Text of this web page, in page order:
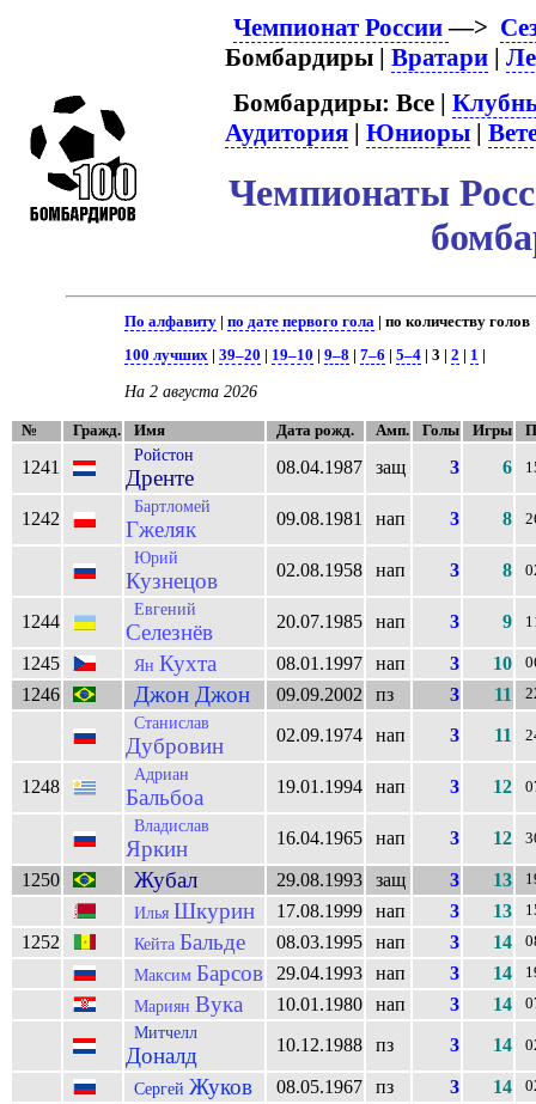
Чемпионат России—>
Бомбардиры |Вратари |
Бомбардиры: Все |
Аудитория |Юниоры |
Чемпионаты
По алфавиту |по дате первого гола | по количеству голов
100 лучших |39–20 | 19–10 |9–8 |7–6 |5–4 | 3 |2 | 1 |
На 2 августа 2026
№ Гражд. Имя Дата рожд. Амп. Голы Игры
1241
Ройстон
Дренте 08.04.1987 защ 3 6
1242
Бартломей
Гжеляк 09.08.1981 нап 3 8
Юрий
Кузнецов 02.08.1958 нап 3 8
1244
Евгений
Селезнёв 20.07.1985 нап 3 9
1245 Ян Кухта 08.01.1997 нап 3 10
1246 Джон Джон 09.09.2002 пз 3 11
Станислав
Дубровин 02.09.1974 нап 3 11
1248
Адриан
Бальбоа 19.01.1994 нап 3 12
Владислав
Яркин 16.04.1965 нап 3 12
1250 Жубал 29.08.1993 защ 3 13
Илья Шкурин 17.08.1999 нап 3 13
1252 Кейта Бальде 08.03.1995 нап 3 14
Максим Барсов 29.04.1993 нап 3 14
Мариян Вука 10.01.1980 нап 3 14
Митчелл
Доналд 10.12.1988 пз 3 14
Сергей Жуков 08.05.1967 пз 3 14